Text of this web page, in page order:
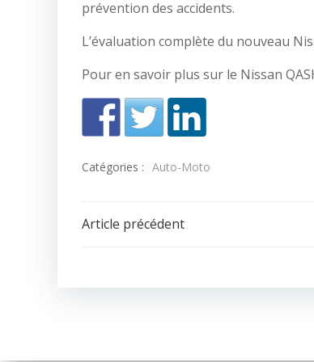
prévention des accidents.
L’évaluation complète du nouveau
Pour en savoir plus sur le Nissan
Catégories : Auto-Moto
Navigation
Article précédent